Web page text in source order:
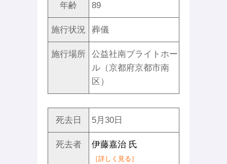
年齢 89
施行状況 葬儀
施行場所
公益社南ブライトホー
ル（京都府京都市南
区）
死去日 5月30日
死去者 伊藤嘉治 氏
［詳しく見る］